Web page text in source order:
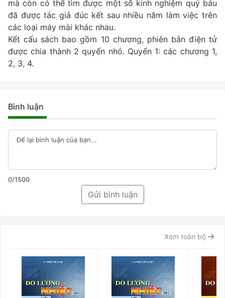
mà còn có thể tìm được một số kinh nghiệm quý báu
đã được tác giả đúc kết sau nhiều năm làm việc trên
các loại máy mài khác nhau.
Kết cấu sách bao gồm 10 chương, phiên bản điện tử
được chia thành 2 quyển nhỏ. Quyển 1: các chương 1,
2, 3, 4.
Bình luận
0/1500
Gửi bình luận
Xem toàn bộ